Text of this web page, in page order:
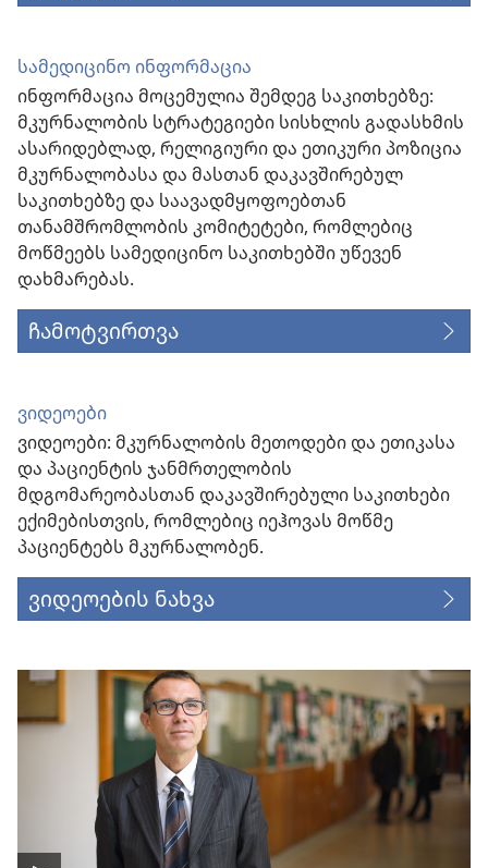
სამედიცინო ინფორმაცია
ინფორმაცია მოცემულია შემდეგ საკითხებზე:
მკურნალობის სტრატეგიები სისხლის გადასხმის
ასარიდებლად, რელიგიური და ეთიკური პოზიცია
მკურნალობასა და მასთან დაკავშირებულ
საკითხებზე და საავადმყოფოებთან
თანამშრომლობის კომიტეტები, რომლებიც
მოწმეებს სამედიცინო საკითხებში უწევენ
დახმარებას.
ჩამოტვირთვა
ვიდეოები
ვიდეოები: მკურნალობის მეთოდები და ეთიკასა
და პაციენტის ჯანმრთელობის
მდგომარეობასთან დაკავშირებული საკითხები
ექიმებისთვის, რომლებიც იეჰოვას მოწმე
პაციენტებს მკურნალობენ.
ვიდეოების ნახვა